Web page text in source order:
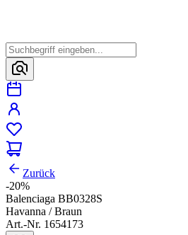
Zurück
-20%
Balenciaga BB0328S
Havanna / Braun
Art.-Nr. 1654173